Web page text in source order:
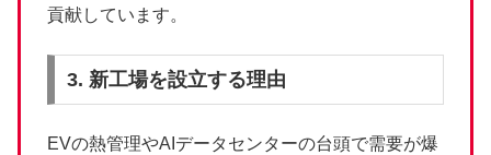
貢献しています。
3. 新工場を設立する理由
EVの熱管理やAIデータセンターの台頭で需要が爆